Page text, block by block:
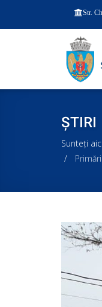
Str.
ȘTIRI
Sunteți